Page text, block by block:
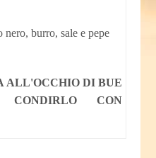
burro, sale e pepe
ALL'OCCHIO DI BUE
CON